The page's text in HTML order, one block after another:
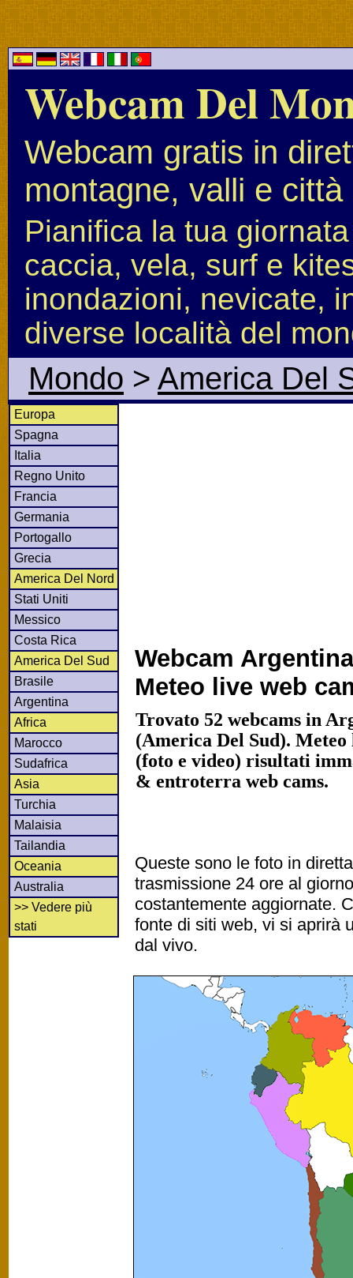
Webcam Del
Webcam gratis in
montagne, valli e città
Pianifica la tua
caccia, vela, surf e
inondazioni, nevicate,
diverse località del
Mondo > America Del
Europa
Spagna
Italia
Regno Unito
Francia
Germania
Portogallo
Grecia
America Del Nord
Stati Uniti
Messico
Costa Rica
America Del Sud
Brasile
Argentina
Africa
Marocco
Sudafrica
Asia
Turchia
Malaisia
Tailandia
Oceania
Australia
>> Vedere più
stati
Webcam
Meteo live web
Trovato 52 webcams in
(America Del Sud). Meteo
(foto e video) risultati
& entroterra web cams.
Queste sono le foto in
trasmissione 24 ore al
costantemente aggiornate.
fonte di siti web, vi si aprirà
dal vivo.